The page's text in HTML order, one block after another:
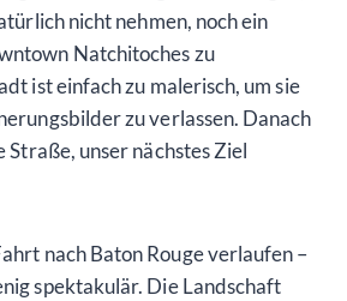
nicht nehmen, noch ein
Natchitoches zu
ist einfach zu malerisch, um sie
zu verlassen. Danach
Straße, unser nächstes Ziel
nach Baton Rouge verlaufen –
spektakulär. Die Landschaft